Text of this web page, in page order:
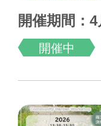
開催期間：
開催中